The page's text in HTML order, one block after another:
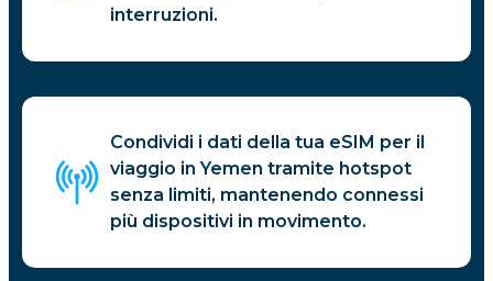
interruzioni.
Condividi i dati della tua eSIM per il
viaggio in Yemen tramite hotspot
senza limiti, mantenendo connessi
più dispositivi in movimento.